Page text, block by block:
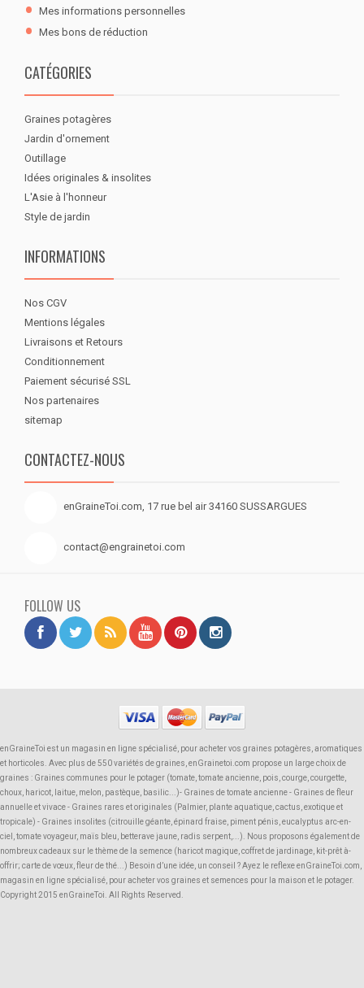
Mes informations personnelles
Mes bons de réduction
CATÉGORIES
Graines potagères
Jardin d'ornement
Outillage
Idées originales & insolites
L'Asie à l'honneur
Style de jardin
INFORMATIONS
Nos CGV
Mentions légales
Livraisons et Retours
Conditionnement
Paiement sécurisé SSL
Nos partenaires
sitemap
CONTACTEZ-NOUS
enGraineToi.com, 17 rue bel air 34160 SUSSARGUES
contact@engrainetoi.com
FOLLOW US
enGraineToi est un magasin en ligne spécialisé, pour acheter vos graines potagères, aromatiques
et horticoles. Avec plus de 550 variétés de graines, enGrainetoi.com propose un large choix de
graines : Graines communes pour le potager (tomate, tomate ancienne, pois, courge, courgette,
choux, haricot, laitue, melon, pastèque, basilic...)- Graines de tomate ancienne - Graines de fleur
annuelle et vivace - Graines rares et originales (Palmier, plante aquatique, cactus, exotique et
tropicale) - Graines insolites (citrouille géante, épinard fraise, piment pénis, eucalyptus arc-en-
ciel, tomate voyageur, maïs bleu, betterave jaune, radis serpent,...). Nous proposons également de
nombreux cadeaux sur le thème de la semence (haricot magique, coffret de jardinage, kit-prêt à-
offrir; carte de vœux, fleur de thé...) Besoin d’une idée, un conseil ? Ayez le reflexe enGraineToi.com,
magasin en ligne spécialisé, pour acheter vos graines et semences pour la maison et le potager.
Copyright 2015 enGraineToi. All Rights Reserved.